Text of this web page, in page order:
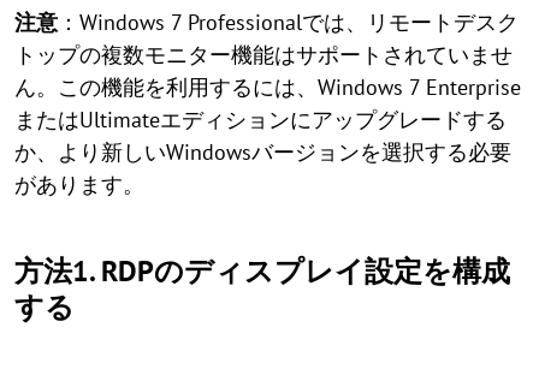
注意 ：Windows 7 Professionalでは、リモートデスク
トップの複数モニター機能はサポートされていませ
ん。この機能を利用するには、Windows 7 Enterprise
またはUltimateエディションにアップグレードする
か、より新しいWindowsバージョンを選択する必要
があります。
方法1. RDPのディスプレイ設定を構成
する